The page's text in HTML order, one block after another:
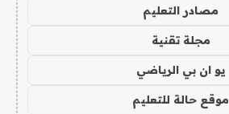
مصادر التعليم
مجلة تقنية
يو ان بي الرياضي
موقع حالة للتعليم